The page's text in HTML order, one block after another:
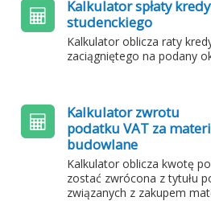
Kalkulator spłaty
studenckiego
Kalkulator oblicza raty
zaciągniętego na podany
Kalkulator zwrotu
podatku VAT za
budowlane
Kalkulator oblicza kwotę
zostać zwrócona z tytułu
związanych z zakupem